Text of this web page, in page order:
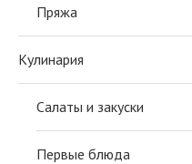
Пряжа
Кулинария
Салаты и закуски
Первые блюда